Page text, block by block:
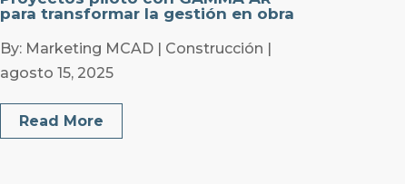
para transformar la gestión en obra
By: Marketing MCAD | Construcción |
agosto 15, 2025
Read More